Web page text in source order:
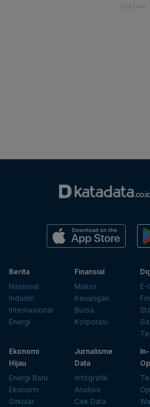
Berita
Nasional
Industri
Internasional
Energi
Finansial
Makro
Keuangan
Bursa
Korporasi
E-
Ekonomi
Hijau
Energi Baru
Ekonomi
Sirkular
Jurnalisme
Data
Infografik
Analisis
Cek Data